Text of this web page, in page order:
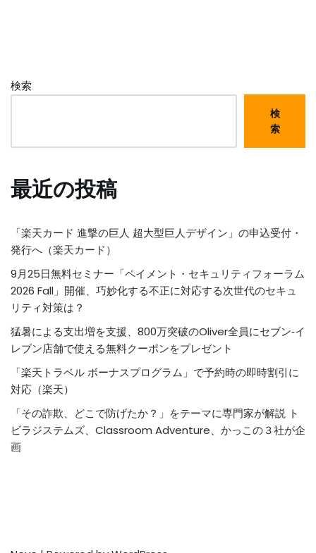
検索
検
索
最近の投稿
「楽天カード 進撃の巨人 超大型巨人デザイン」の申込受付・
発行へ（楽天カード）
9月25日無料セミナー「ペイメント・セキュリティフォーラム
2026 Fall」開催、巧妙化する不正に対応する次世代のセキュ
リティ対策は？
猛暑による支出増を支援、800万突破のOliver全員にセブン‐イ
レブン店舗で使える無料クーポンをプレゼント
「楽天トラベル ボーナスプログラム」で予約時の即時割引に
対応（楽天）
「その詐欺、どこで防げたか？」をテーマに専門家が解説 ト
ビラジステムズ、Classroom Adventure、かっこの３社が企
画